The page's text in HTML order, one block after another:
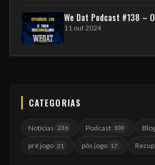
We Dat Podcast #138 –
11 out 2024
CATEGORIAS
Notícias 236 Podcast 100
pré jogo 21 pós jogo 17